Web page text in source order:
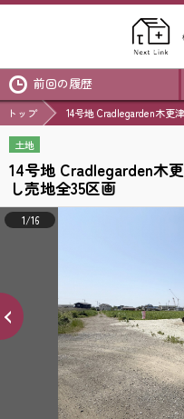
前回の履歴
トップ 14号地 Cradlegarden木
土地
14号地 Cradlegarden木
し売地全35区画
1/16